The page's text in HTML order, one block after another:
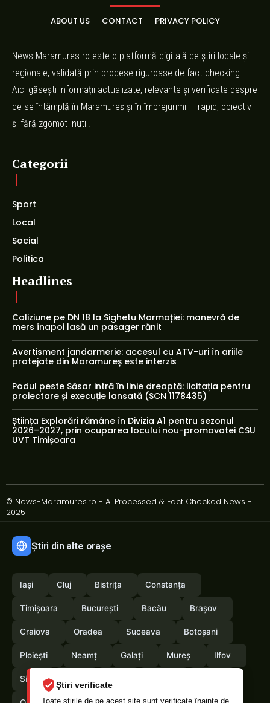
Știri verificate
Toate știrile de pe acest site sunt verificate înainte de
ABOUT US CONTACT PRIVACY POLICY
News-Maramures.ro este o platformă digitală de știri locale și
regionale, validată prin procese riguroase de fact-checking.
Aici găsești informații actualizate, relevante și verificate despre
ce se întâmplă în Maramureș și în împrejurimi — rapid, obiectiv
și fără zgomot inutil.
Categorii
Sport
Local
Social
Politica
Headlines
Coliziune pe DN 18 la Sighetu Marmației: manevră de
mers înapoi lasă un pasager rănit
Avertisment jandarmerie: accesul cu ATV-uri în ariile
protejate din Maramureș este interzis
Podul peste Săsar intră în linie dreaptă: licitația pentru
proiectare și execuție lansată (SCN 1178435)
Știința Explorări rămâne în Divizia A1 pentru sezonul
2026–2027, prin ocuparea locului nou-promovatei CSU
UVT Timișoara
© News-Maramures.ro - AI Processed & Fact Checked News -
2025
Știri din alte orașe
Iași Cluj Bistrița Constanța
Timișoara București Bacău Brașov
Craiova Oradea Suceava Botoșani
Ploiești Neamț Galați Mureș Ilfov
Sibiu